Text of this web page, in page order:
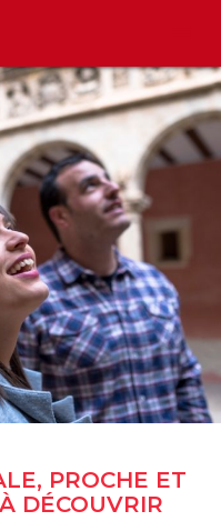
PROCHE ET
DÉCOUVRIR